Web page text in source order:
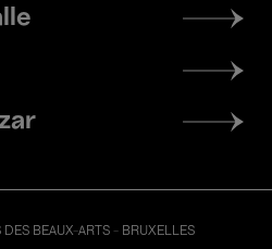
BEAUX-ARTS - BRUXELLES